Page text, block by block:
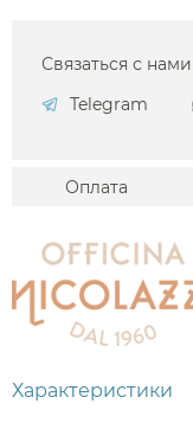
Связаться с нами
Telegram
Оплата
Характеристики